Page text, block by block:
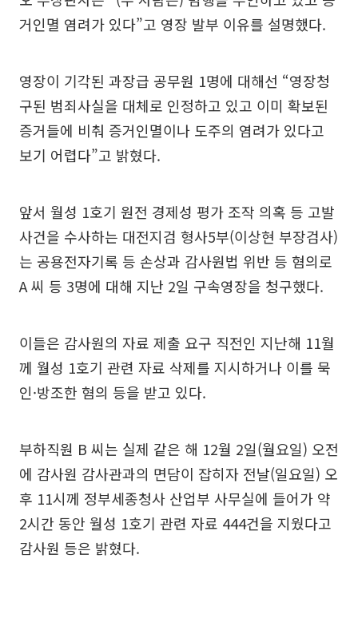
거인멸 염려가 있다”고 영장 발부 이유를 설명했다.
영장이 기각된 과장급 공무원 1명에 대해선 “영장청
구된 범죄사실을 대체로 인정하고 있고 이미 확보된
증거들에 비춰 증거인멸이나 도주의 염려가 있다고
보기 어렵다”고 밝혔다.
앞서 월성 1호기 원전 경제성 평가 조작 의혹 등 고발
사건을 수사하는 대전지검 형사5부(이상현 부장검사)
는 공용전자기록 등 손상과 감사원법 위반 등 혐의로
A 씨 등 3명에 대해 지난 2일 구속영장을 청구했다.
이들은 감사원의 자료 제출 요구 직전인 지난해 11월
께 월성 1호기 관련 자료 삭제를 지시하거나 이를 묵
인·방조한 혐의 등을 받고 있다.
부하직원 B 씨는 실제 같은 해 12월 2일(월요일) 오전
에 감사원 감사관과의 면담이 잡히자 전날(일요일) 오
후 11시께 정부세종청사 산업부 사무실에 들어가 약
2시간 동안 월성 1호기 관련 자료 444건을 지웠다고
감사원 등은 밝혔다.